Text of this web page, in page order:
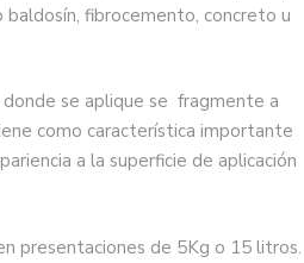
fibrocemento, concreto u
se aplique se fragmente a
como característica importante
a la superficie de aplicación
presentaciones de 5Kg o 15 litros.